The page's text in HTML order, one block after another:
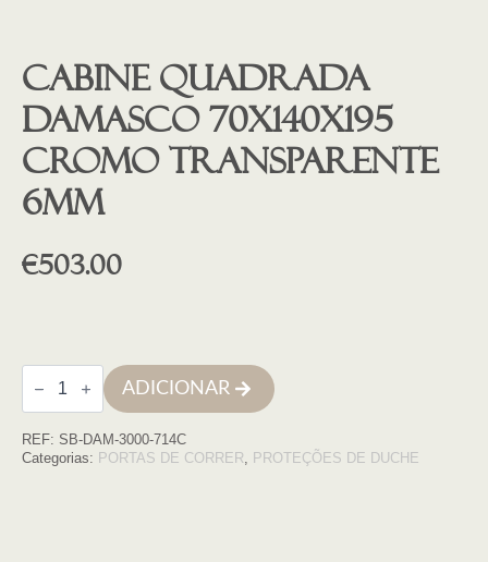
Cabine quadrada
Damasco 70x140x195
cromo transparente
6mm
€503.00
Quantidade
de
Cabine
Damasco
70x140x195
ADICIONAR
REF: SB-DAM-3000-714C
Categorias: PORTAS DE CORRER, PROTEÇÕES DE DUCHE